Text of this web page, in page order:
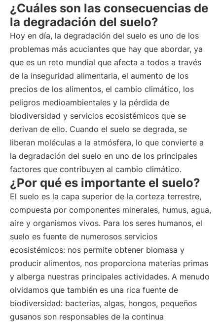
¿Cuáles son las consecuencias de
la degradación del suelo?
Hoy en día, la degradación del suelo es uno de los
problemas más acuciantes que hay que abordar, ya
que es un reto mundial que afecta a todos a través
de la inseguridad alimentaria, el aumento de los
precios de los alimentos, el cambio climático, los
peligros medioambientales y la pérdida de
biodiversidad y servicios ecosistémicos que se
derivan de ello. Cuando el suelo se degrada, se
liberan moléculas a la atmósfera, lo que convierte a
la degradación del suelo en uno de los principales
factores que contribuyen al cambio climático.
¿Por qué es importante el suelo?
El suelo es la capa superior de la corteza terrestre,
compuesta por componentes minerales, humus, agua,
aire y organismos vivos. Para los seres humanos, el
suelo es fuente de numerosos servicios
ecosistémicos: nos permite obtener biomasa y
producir alimentos, nos proporciona materias primas
y alberga nuestras principales actividades. A menudo
olvidamos que también es una rica fuente de
biodiversidad: bacterias, algas, hongos, pequeños
gusanos son responsables de la continua